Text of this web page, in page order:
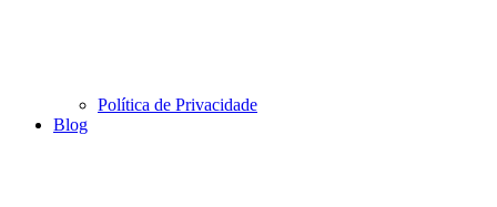
Política de Privacidade
Blog